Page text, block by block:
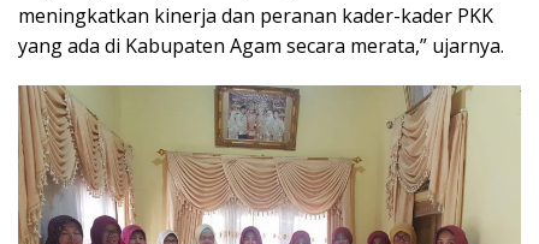
meningkatkan kinerja dan peranan kader-kader PKK
yang ada di Kabupaten Agam secara merata,” ujarnya.